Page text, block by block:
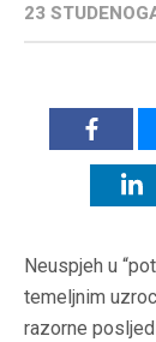
23
Neuspjeh u
temeljnim
razorne